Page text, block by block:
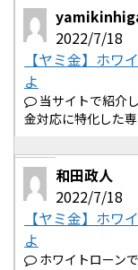
2022/7/18
【ヤミ金】ホワ
よ
当サイトで紹介
金対応に特化した
和田政人
2022/7/18
【ヤミ金】ホワ
よ
ホワイトローン